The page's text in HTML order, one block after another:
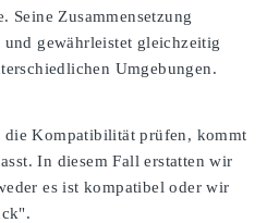
Seine Zusammensetzung
gewährleistet gleichzeitig
Umgebungen.
Kompatibilität prüfen, kommt
In diesem Fall erstatten wir
es ist kompatibel oder wir